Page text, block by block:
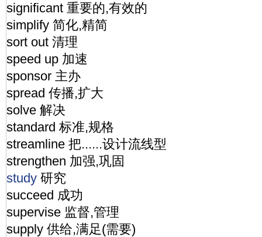
significant 重要的,有效的
simplify 简化,精简
sort out 清理
speed up 加速
sponsor 主办
spread 传播,扩大
solve 解决
standard 标准,规格
streamline 把......设计流线型
strengthen 加强,巩固
study 研究
succeed 成功
supervise 监督,管理
supply 供给,满足(需要)